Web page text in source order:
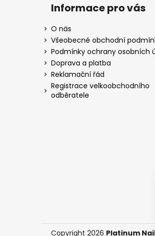
Informace pro vás
O nás
Všeobecné obchodní
Podmínky ochrany osobních
Doprava a platba
Reklamační řád
Registrace velkoobchodního
odběratele
Copyright 2026 Platinum